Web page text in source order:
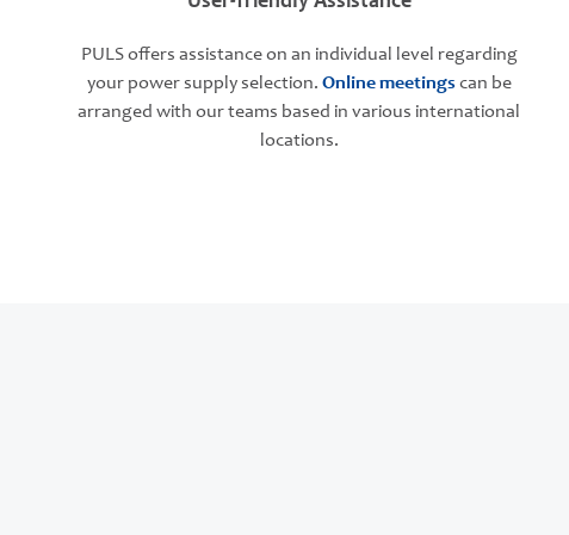
PULS offers assistance on an individual level regarding
your power supply selection. Online meetings can be
arranged with our teams based in various international
locations.